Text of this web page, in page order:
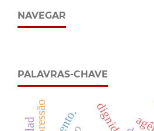
NAVEGAR
PALAVRAS-CHAVE